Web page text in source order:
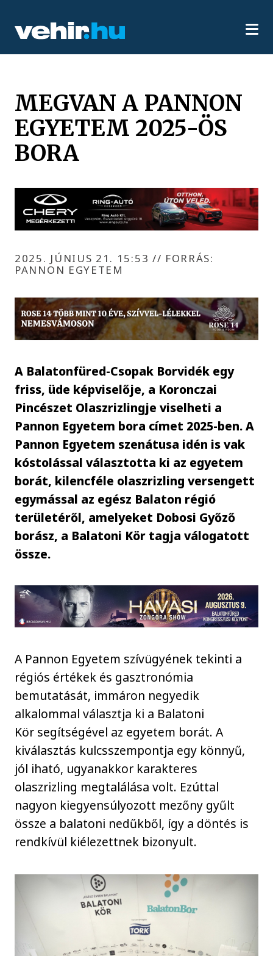
MEGVAN A PANNON
EGYETEM 2025-ÖS
BORA
2025. JÚNIUS 21. 15:53 // FORRÁS:
PANNON EGYETEM
A Balatonfüred-Csopak Borvidék egy
friss, üde képviselője, a Koronczai
Pincészet Olaszrizlingje viselheti a
Pannon Egyetem bora címet 2025-ben. A
Pannon Egyetem szenátusa idén is vak
kóstolással választotta ki az egyetem
borát, kilencféle olaszrizling versengett
egymással az egész Balaton régió
területéről, amelyeket Dobosi Győző
borász, a Balatoni Kör tagja válogatott
össze.
A Pannon Egyetem szívügyének tekinti a
régiós értékek és gasztronómia
bemutatását, immáron negyedik
alkalommal választja ki a Balatoni
Kör segítségével az egyetem borát. A
kiválasztás kulcsszempontja egy könnyű,
jól iható, ugyanakkor karakteres
olaszrizling megtalálása volt. Ezúttal
nagyon kiegyensúlyozott mezőny gyűlt
össze a balatoni nedűkből, így a döntés is
rendkívül kiélezettnek bizonyult.